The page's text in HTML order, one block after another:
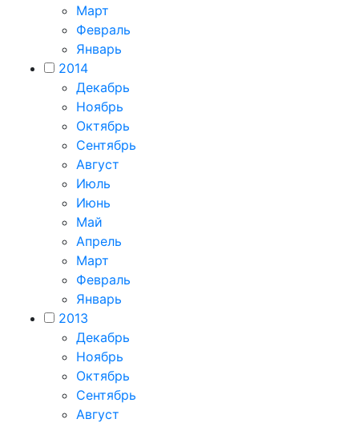
Март
Февраль
Январь
2014
Декабрь
Ноябрь
Октябрь
Сентябрь
Август
Июль
Июнь
Май
Апрель
Март
Февраль
Январь
2013
Декабрь
Ноябрь
Октябрь
Сентябрь
Август